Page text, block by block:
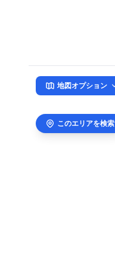
地図オプション
このエリアを検索